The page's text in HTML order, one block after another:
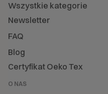
Wszystkie kategorie
Newsletter
FAQ
Blog
Certyfikat Oeko Tex
O NAS